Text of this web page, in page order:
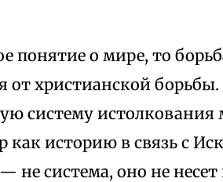
понятие о мире, то
от христианской
систему истолкования
историю в связь с
не система, оно не несет